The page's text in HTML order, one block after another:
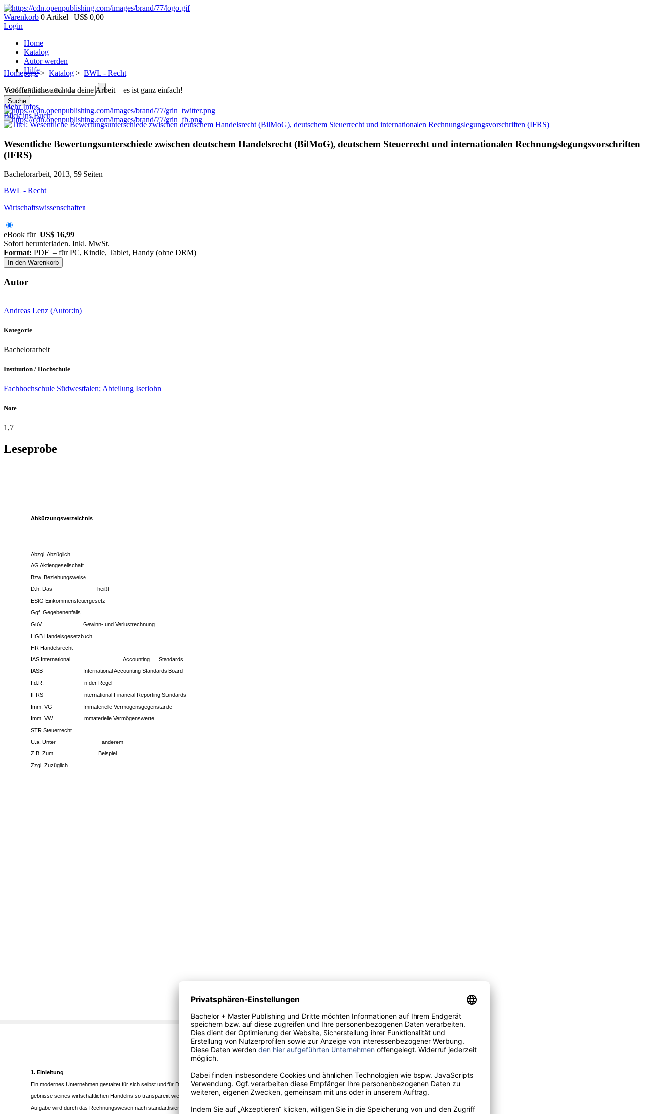
Warenkorb 0 Artikel | US$ 0,00
Login
Home
Katalog
Autor werden
Hilfe
Suche
Homepage> Katalog > BWL - Recht
Veröffentliche auch du deine Arbeit – es ist ganz einfach!
Mehr Infos
Blick ins Buch
Wesentliche Bewertungsunterschiede zwischen deutschem Handelsrecht (BilMoG), deutschem Steuerrecht und internationalen Rechnungslegungsvorschriften
(IFRS)
Bachelorarbeit, 2013, 59 Seiten
BWL - Recht
Wirtschaftswissenschaften
eBook für US$ 16,99
Sofort herunterladen. Inkl. MwSt.
Format: PDF – für PC, Kindle, Tablet, Handy (ohne DRM)
In den Warenkorb
Autor
Andreas Lenz (Autor:in)
Kategorie
Bachelorarbeit
Institution / Hochschule
Fachhochschule Südwestfalen; Abteilung Iserlohn
Note
1,7
Leseprobe
Abkürzungsverzeichnis
Abzgl. Abzüglich
AG Aktiengesellschaft
Bzw. Beziehungsweise
D.h. Das
heißt
EStG Einkommensteuergesetz
Ggf. Gegebenenfalls
GuV Gewinn- und Verlustrechnung
HGB Handelsgesetzbuch
HR Handelsrecht
IAS International Accounting
Standards
IASB
International Accounting Standards Board
I.d.R.
In der Regel
IFRS
International Financial Reporting Standards
Imm. VG
Immaterielle Vermögensgegenstände
Imm. VW
Immaterielle Vermögenswerte
STR Steuerrecht
U.a. Unter
anderem
Z.B. Zum
Beispiel
Zzgl. Zuzüglich
1. Einleitung
Ein modernes Unternehmen gestaltet für sich selbst und für Dritte die Er-
gebnisse seines wirtschaftlichen Handelns so transparent wie nötig. Diese
Aufgabe wird durch das Rechnungswesen nach standardisierten Regeln